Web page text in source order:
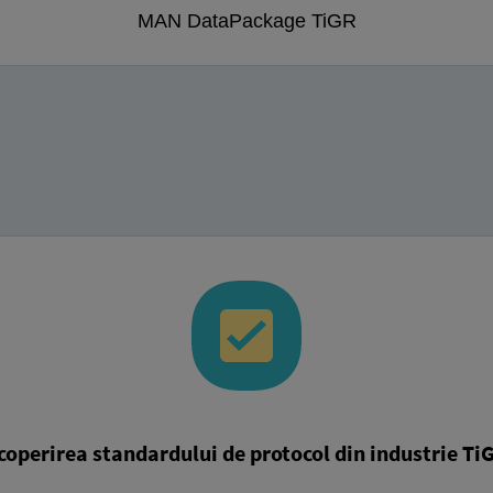
MAN DataPackage TiGR
standardului de protocol din industrie